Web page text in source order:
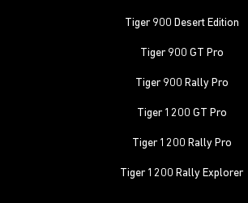
Tiger 900 Desert Edition
Tiger 900 GT Pro
Tiger 900 Rally Pro
Tiger 1200 GT Pro
Tiger 1200 Rally Pro
Tiger 1200 Rally Explorer